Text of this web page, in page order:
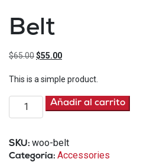
Belt
$65.00El
original
era:
$65.00.
$55.00El
actual
es:
$55.00.
This is a simple product.
Belt
cantidad
Añadir al carrito
SKU: woo-belt
Categoría: Accessories